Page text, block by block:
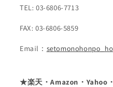
TEL: 03-6806-7713
FAX: 03-6806-5859
Email：
★楽天・Amazon・Yahoo